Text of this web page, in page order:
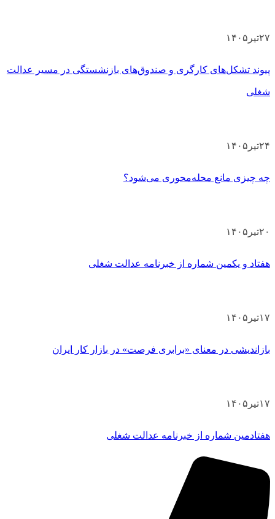
۲۷تیر ۱۴۰۵
پیوند تشکل‌های کارگری و صندوق‌های بازنشستگی در مسیر عدالت
شغلی
۲۴تیر ۱۴۰۵
چه چیزی مانع محله‌محوری می‌شود؟
۲۰تیر ۱۴۰۵
هفتاد و یکمین شماره از خبرنامه عدالت شغلی
۱۷تیر ۱۴۰۵
بازاندیشی در معنای «برابری فرصت» در بازار کار ایران
۱۷تیر ۱۴۰۵
هفتادمین شماره از خبرنامه عدالت شغلی